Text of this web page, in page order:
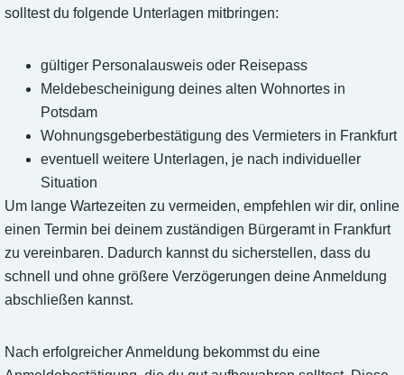
solltest du folgende Unterlagen mitbringen:
gültiger Personalausweis oder Reisepass
Meldebescheinigung deines alten Wohnortes in
Potsdam
Wohnungsgeberbestätigung des Vermieters in Frankfurt
eventuell weitere Unterlagen, je nach individueller
Situation
Um lange Wartezeiten zu vermeiden, empfehlen wir dir, online
einen Termin bei deinem zuständigen Bürgeramt in Frankfurt
zu vereinbaren. Dadurch kannst du sicherstellen, dass du
schnell und ohne größere Verzögerungen deine Anmeldung
abschließen kannst.
Nach erfolgreicher Anmeldung bekommst du eine